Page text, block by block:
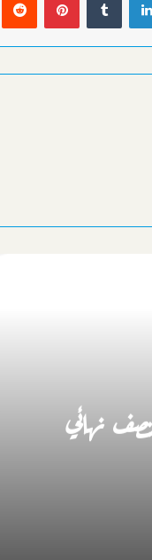
نهائي